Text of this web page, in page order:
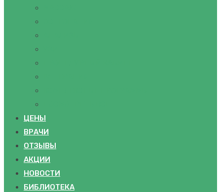
ЦЕНЫ
ВРАЧИ
ОТЗЫВЫ
АКЦИИ
НОВОСТИ
БИБЛИОТЕКА